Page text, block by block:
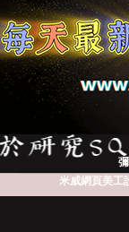
米威網頁美工